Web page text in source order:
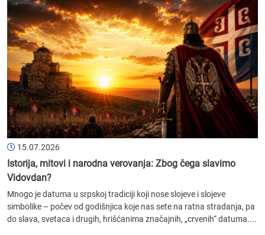
15.07.2026
Istorija, mitovi i narodna verovanja: Zbog čega slavimo
Vidovdan?
Mnogo je datuma u srpskoj tradiciji koji nose slojeve i slojeve
simbolike – počev od godišnjica koje nas sete na ratna stradanja, pa
do slava, svetaca i drugih, hrišćanima značajnih, „crvenih“ datuma....